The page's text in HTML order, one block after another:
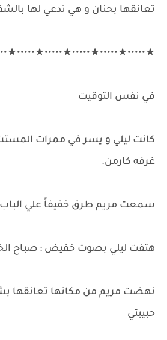
تعانقها بحنان و هي تدعي لها
في نفس التوقيت
كانت ليلي و يسر في ممرات
غرفه كارمن.
سمعت مريم طرق خفيفاً علي
هتفت ليلي بصوت خفيض : صباح
نهضت مريم من مكانها تعانقها
حبيبتي